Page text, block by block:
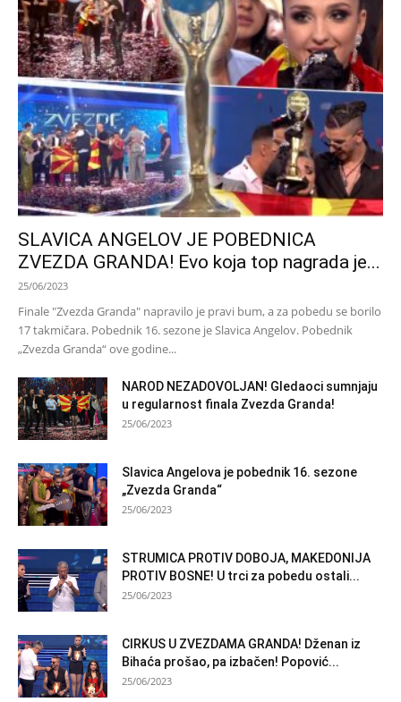
SLAVICA ANGELOV JE POBEDNICA
ZVEZDA GRANDA! Evo koja top nagrada je...
25/06/2023
Finale "Zvezda Granda" napravilo je pravi bum, a za pobedu se borilo
17 takmičara. Pobednik 16. sezone je Slavica Angelov. Pobednik
„Zvezda Granda“ ove godine...
NAROD NEZADOVOLJAN! Gledaoci sumnjaju
u regularnost finala Zvezda Granda!
25/06/2023
Slavica Angelova je pobednik 16. sezone
„Zvezda Granda“
25/06/2023
STRUMICA PROTIV DOBOJA, MAKEDONIJA
PROTIV BOSNE! U trci za pobedu ostali...
25/06/2023
CIRKUS U ZVEZDAMA GRANDA! Dženan iz
Bihaća prošao, pa izbačen! Popović...
25/06/2023